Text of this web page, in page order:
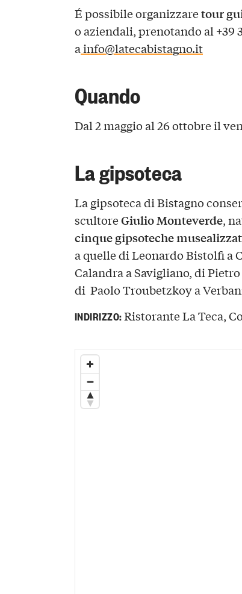
É possibile organizzaretour
o aziendali, prenotando al +39
ainfo@latecabistagno.it
Quando
Dal 2 maggio al 26 ottobre il
La gipsoteca
La gipsoteca di Bistagno
scultoreGiulio Monteverde,
cinque gipsoteche
a quelle di Leonardo Bistolfi a
Calandra a Savigliano, di
di Paolo Troubetzkoy a
INDIRIZZO:Ristorante La Teca,